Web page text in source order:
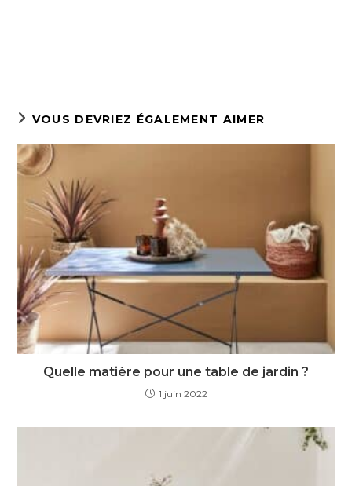
VOUS DEVRIEZ ÉGALEMENT AIMER
Quelle matière pour une table de jardin ?
1 juin 2022